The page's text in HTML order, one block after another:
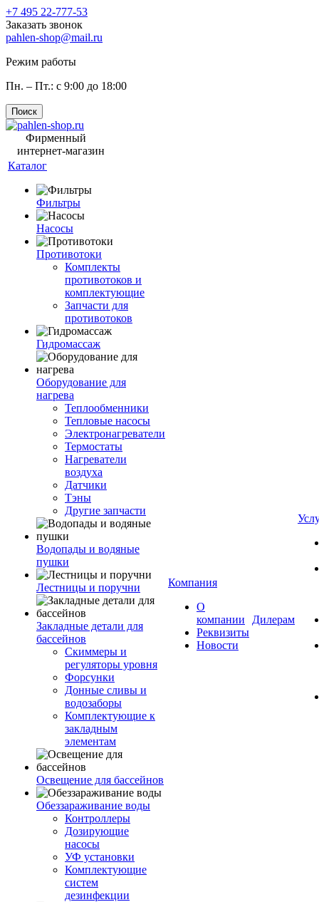
+7 495 22-777-53
Заказать звонок
pahlen-shop@mail.ru
Режим работы
Пн. – Пт.: с 9:00 до 18:00
Поиск
Фирменный
интернет-магазин
Каталог
Фильтры
Насосы
Противотоки
Комплекты
противотоков и
комплектующие
Запчасти для
противотоков
Гидромассаж
Оборудование для
нагрева
Теплообменники
Тепловые насосы
Электронагреватели
Термостаты
Нагреватели
воздуха
Датчики
Тэны
Другие запчасти
Водопады и водяные
пушки
Лестницы и поручни
Закладные детали для
бассейнов
Скиммеры и
регуляторы уровня
Форсунки
Донные сливы и
водозаборы
Комплектующие к
закладным
элементам
Освещение для бассейнов
Обеззараживание воды
Контроллеры
Дозирующие
насосы
УФ установки
Комплектующие
систем
дезинфекции
Компания
О
компании
Реквизиты
Новости
Дилерам